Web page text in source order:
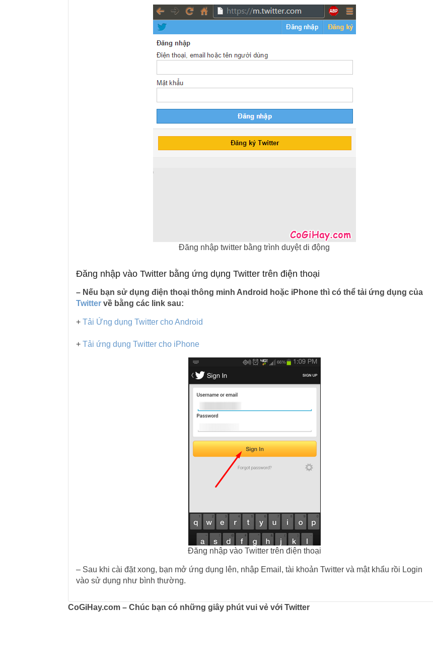
Đăng nhập twitter bằng trình duyệt di động
Đăng nhập vào Twitter bằng ứng dụng Twitter trên điện thoại
– Nếu bạn sử dụng điện thoại thông minh Android hoặc iPhone thì có thể tải ứng dụng của
Twittervề bằng các link sau:
+ Tải Ứng dụng Twitter cho Android
+ Tải ứng dụng Twitter cho iPhone
Đăng nhập vào Twitter trên điện thoại
– Sau khi cài đặt xong, bạn mở ứng dụng lên, nhập Email, tài khoản Twitter và mật khẩu rồi Login
vào sử dụng như bình thường.
CoGiHay.com – Chúc bạn có những giây phút vui vẻ với Twitter